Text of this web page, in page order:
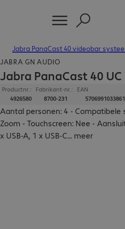
Jabra PanaCast 40 videobar
JABRA GN AUDIO
Jabra PanaCast 40
Productnr.:
4926580
Fabrikant-nr.:
8700-231
EAN
5706991033861
Aantal personen: 4 -
Zoom - Touchscreen: Nee -
x USB-A, 1 x USB-C... meer